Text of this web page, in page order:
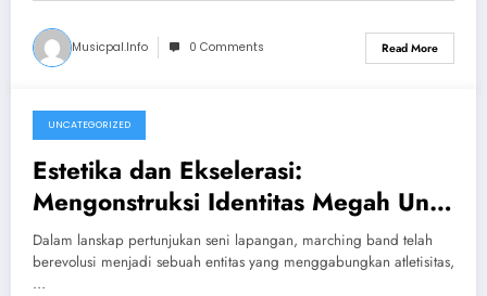
Musicpal.info 0 Comments Read More
June 8, 2026
UNCATEGORIZED
Estetika dan Ekselerasi:
Mengonstruksi Identitas Megah Unit
Marching Band Kontemporer
Dalam lanskap pertunjukan seni lapangan, marching band telah
berevolusi menjadi sebuah entitas yang menggabungkan atletisitas,
…